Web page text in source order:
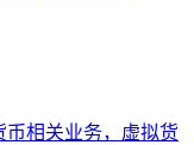
币相关业务，虚拟货